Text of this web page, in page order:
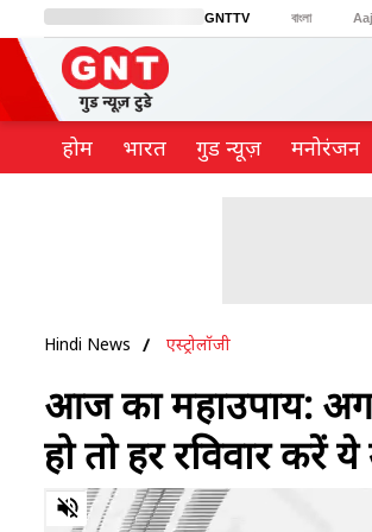
GNTTV বাংলা
BT Bazaar Cosmopolitan
होम भारत गुड न्यूज़ मनोरंजन
Hindi News एस्ट्रोलॉजी
आज का महाउपाय:
हो तो हर रविवार करें
0
of